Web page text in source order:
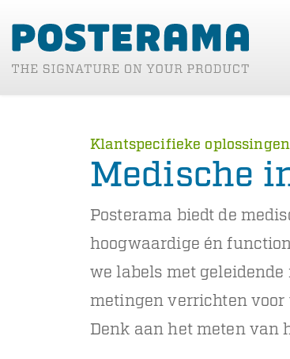
Klantspecifieke oplossingen
Medische
Posterama biedt de
hoogwaardige én
we labels met
metingen verrichten
Denk aan het meten van